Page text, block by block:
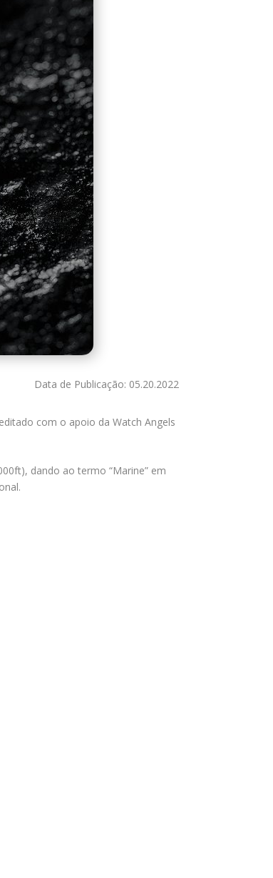
Data de Publicação: 05.20.2022
com o apoio da Watch Angels
dando ao termo “Marine” em